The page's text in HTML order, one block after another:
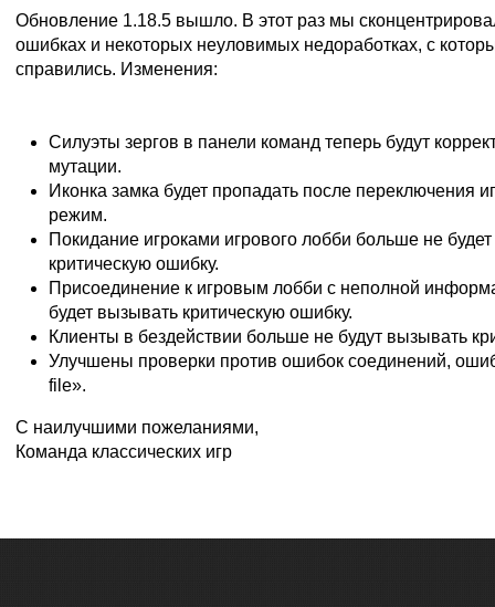
Обновление 1.18.5 вышло. В этот раз мы
ошибках и некоторых неуловимых недоработках, с
справились. Изменения:
Силуэты зергов в панели команд теперь будут
мутации.
Иконка замка будет пропадать после переключения
режим.
Покидание игроками игрового лобби больше не
критическую ошибку.
Присоединение к игровым лобби с неполной
будет вызывать критическую ошибку.
Клиенты в бездействии больше не будут вызывать
Улучшены проверки против ошибок соединений,
file».
С наилучшими пожеланиями,
Команда классических игр